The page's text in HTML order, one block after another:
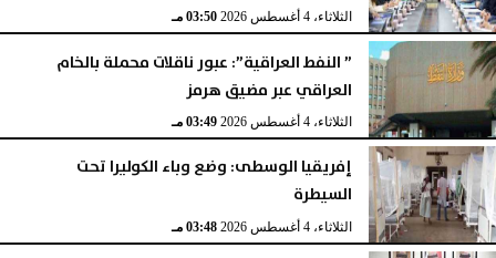
الثلاثاء، 4 أغسطس 2026 03:50 مـ
” النفط العراقية”: عبور ناقلات محملة بالخام
العراقي عبر مضيق هرمز
الثلاثاء، 4 أغسطس 2026 03:49 مـ
إفريقيا الوسطى: وضع وباء الكوليرا تحت
السيطرة
الثلاثاء، 4 أغسطس 2026 03:48 مـ